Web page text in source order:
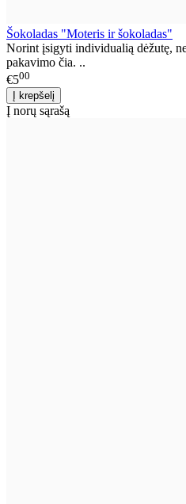
Šokoladas "Moteris ir šokoladas"
Norint įsigyti individualią dėžutę,
pakavimo čia. ..
€500
Į norų sąrašą